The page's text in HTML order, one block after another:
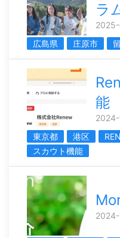
ラ
広島県
庄原市
能
東京都
港区
スカウト機能